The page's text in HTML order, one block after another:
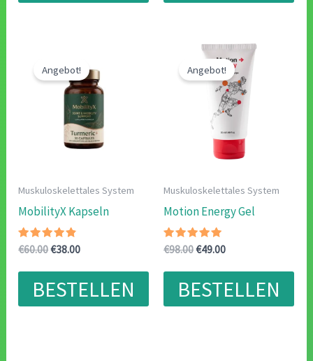
Angebot!
Muskuloskelettales System
MobilityX Kapseln
Bewertet
mit
von 5
€60.00Ursprünglicher
war:
€60.00
€38.00Aktueller
ist:
€38.00.
BESTELLEN
Angebot!
Muskuloskelettales System
Motion Energy Gel
Bewertet
mit
von 5
€98.00Ursprünglicher
war:
€98.00
€49.00Aktueller
ist:
€49.00.
BESTELLEN